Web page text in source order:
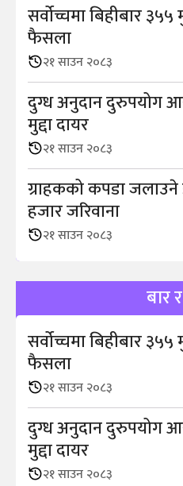
सर्वोच्चमा बिहीबार
फैसला
२१ साउन २०८३
दुग्ध अनुदान दुरुपयोग
मुद्दा दायर
२१ साउन २०८३
ग्राहकको कपडा जलाउने
हजार जरिवाना
२१ साउन २०८३
बार
सर्वोच्चमा बिहीबार
फैसला
२१ साउन २०८३
दुग्ध अनुदान दुरुपयोग
मुद्दा दायर
२१ साउन २०८३